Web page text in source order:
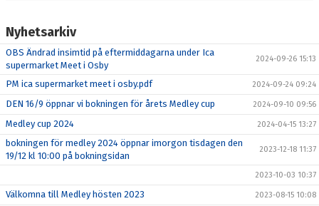
Nyhetsarkiv
OBS Ändrad insimtid på eftermiddagarna under Ica
supermarket Meet i Osby
2024-09-26 15:13
PM ica supermarket meet i osby.pdf 2024-09-24 09:24
DEN 16/9 öppnar vi bokningen för årets Medley cup 2024-09-10 09:56
Medley cup 2024 2024-04-15 13:27
bokningen för medley 2024 öppnar imorgon tisdagen den
19/12 kl 10:00 på bokningsidan
2023-12-18 11:37
2023-10-03 10:37
Välkomna till Medley hösten 2023 2023-08-15 10:08